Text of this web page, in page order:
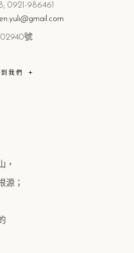
0921-986461
號
我們
，
源；